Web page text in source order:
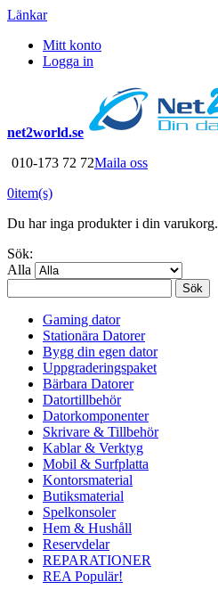
Länkar
Mitt konto
Logga in
net2world.se
010-173 72 72Maila oss
0item(s)
Du har inga produkter i din varukorg.
Sök:
Alla
Sök
Gaming dator
Stationära Datorer
Bygg din egen dator
Uppgraderingspaket
Bärbara Datorer
Datortillbehör
Datorkomponenter
Skrivare & Tillbehör
Kablar & Verktyg
Mobil & Surfplatta
Kontorsmaterial
Butiksmaterial
Spelkonsoler
Hem & Hushåll
Reservdelar
REPARATIONER
REA Populär!